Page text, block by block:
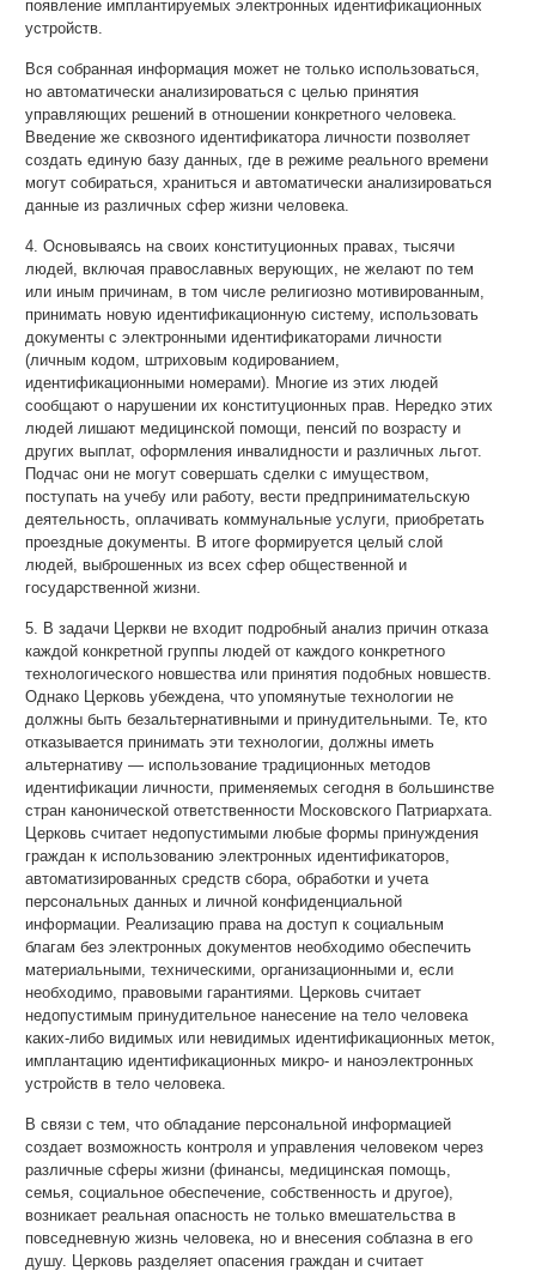
появление имплантируемых электронных идентификационных
устройств.
Вся собранная информация может не только использоваться,
но автоматически анализироваться с целью принятия
управляющих решений в отношении конкретного человека.
Введение же сквозного идентификатора личности позволяет
создать единую базу данных, где в режиме реального времени
могут собираться, храниться и автоматически анализироваться
данные из различных сфер жизни человека.
4. Основываясь на своих конституционных правах, тысячи
людей, включая православных верующих, не желают по тем
или иным причинам, в том числе религиозно мотивированным,
принимать новую идентификационную систему, использовать
документы с электронными идентификаторами личности
(личным кодом, штриховым кодированием,
идентификационными номерами). Многие из этих людей
сообщают о нарушении их конституционных прав. Нередко этих
людей лишают медицинской помощи, пенсий по возрасту и
других выплат, оформления инвалидности и различных льгот.
Подчас они не могут совершать сделки с имуществом,
поступать на учебу или работу, вести предпринимательскую
деятельность, оплачивать коммунальные услуги, приобретать
проездные документы. В итоге формируется целый слой
людей, выброшенных из всех сфер общественной и
государственной жизни.
5. В задачи Церкви не входит подробный анализ причин отказа
каждой конкретной группы людей от каждого конкретного
технологического новшества или принятия подобных новшеств.
Однако Церковь убеждена, что упомянутые технологии не
должны быть безальтернативными и принудительными. Те, кто
отказывается принимать эти технологии, должны иметь
альтернативу — использование традиционных методов
идентификации личности, применяемых сегодня в большинстве
стран канонической ответственности Московского Патриархата.
Церковь считает недопустимыми любые формы принуждения
граждан к использованию электронных идентификаторов,
автоматизированных средств сбора, обработки и учета
персональных данных и личной конфиденциальной
информации. Реализацию права на доступ к социальным
благам без электронных документов необходимо обеспечить
материальными, техническими, организационными и, если
необходимо, правовыми гарантиями. Церковь считает
недопустимым принудительное нанесение на тело человека
каких-либо видимых или невидимых идентификационных меток,
имплантацию идентификационных микро- и наноэлектронных
устройств в тело человека.
В связи с тем, что обладание персональной информацией
создает возможность контроля и управления человеком через
различные сферы жизни (финансы, медицинская помощь,
семья, социальное обеспечение, собственность и другое),
возникает реальная опасность не только вмешательства в
повседневную жизнь человека, но и внесения соблазна в его
душу. Церковь разделяет опасения граждан и считает